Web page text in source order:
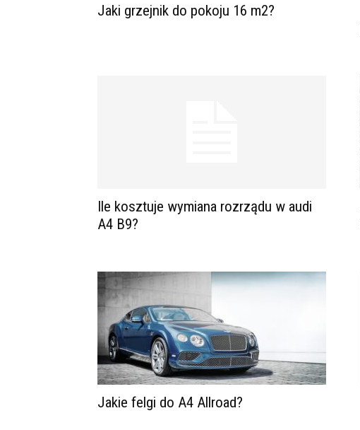
Jaki grzejnik do pokoju 16 m2?
Ile kosztuje wymiana rozrządu w audi
A4 B9?
Jakie felgi do A4 Allroad?